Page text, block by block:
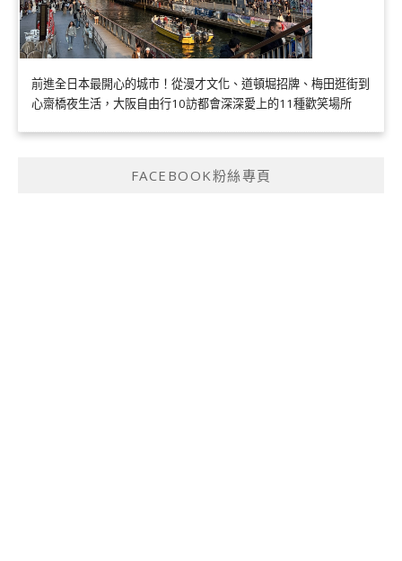
前進全日本最開心的城市！從漫才文化、道頓堀招牌、梅田逛街到
心齋橋夜生活，大阪自由行10訪都會深深愛上的11種歡笑場所
FACEBOOK粉絲專頁